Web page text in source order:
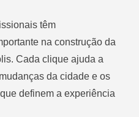
têm
na construção da
Cada clique ajuda a
da cidade e os
definem a experiência